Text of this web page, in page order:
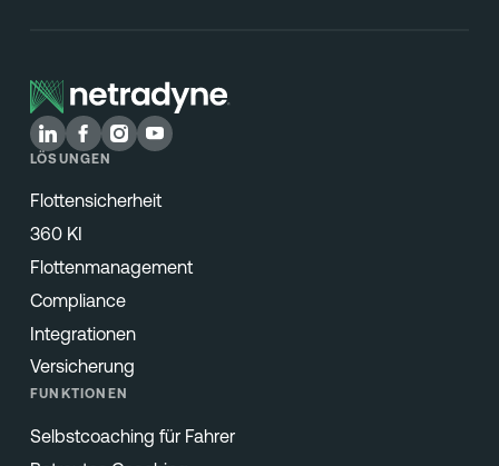
LÖSUNGEN
Flottensicherheit
360 KI
Flottenmanagement
Compliance
Integrationen
Versicherung
FUNKTIONEN
Selbstcoaching für Fahrer